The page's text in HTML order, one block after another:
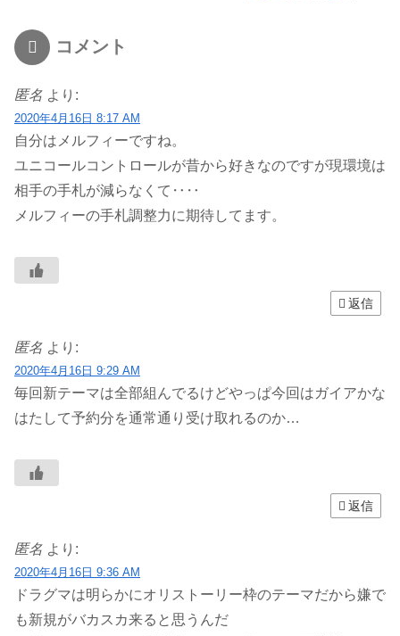
コメント
匿名 より:
2020年4月16日 8:17 AM
自分はメルフィーですね。
ユニコールコントロールが昔から好きなのですが現環境は
相手の手札が減らなくて‥‥
メルフィーの手札調整力に期待してます。
返信
匿名 より:
2020年4月16日 9:29 AM
毎回新テーマは全部組んでるけどやっぱ今回はガイアかな
はたして予約分を通常通り受け取れるのか…
返信
匿名 より:
2020年4月16日 9:36 AM
ドラグマは明らかにオリストーリー枠のテーマだから嫌で
も新規がバカスカ来ると思うんだ